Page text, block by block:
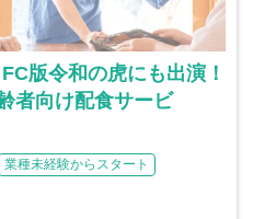
版令和の虎にも出演！
者向け配食サービ
業種未経験からスタート